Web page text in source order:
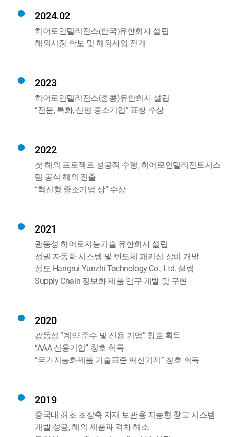
2024.02
히어로인텔리전스(한국)유한회사 설립
해외시장 확보 및 해외사업 전개
2023
히어로인텔리전스(홍콩)유한회사 설립
“전문, 특화, 신형 중소기업” 표창 수상
2022
첫 해외 프로젝트 성공적 수행, 히어로인텔리전트시스
템 공식 해외 진출
“혁신형 중소기업 상” 수상
2021
광동성 히어로지능기술 유한회사 설립
정밀 자동화 시스템 및 반도체 패키징 장비 개발
성도 Hangrui Yunzhi Technology Co., Ltd. 설립
Supply Chain 정보화 제품 연구 개발 및 구현
2020
광동성 “계약 준수 및 신용 기업” 칭호 획득
“AAA 신용기업” 칭호 획득
“국가지능화제품 기술표준 혁신기지” 칭호 획득
2019
중국내 최초 초장축 자재 보관용 지능형 창고 시스템
개발 성공, 해외 제품과 격차 해소